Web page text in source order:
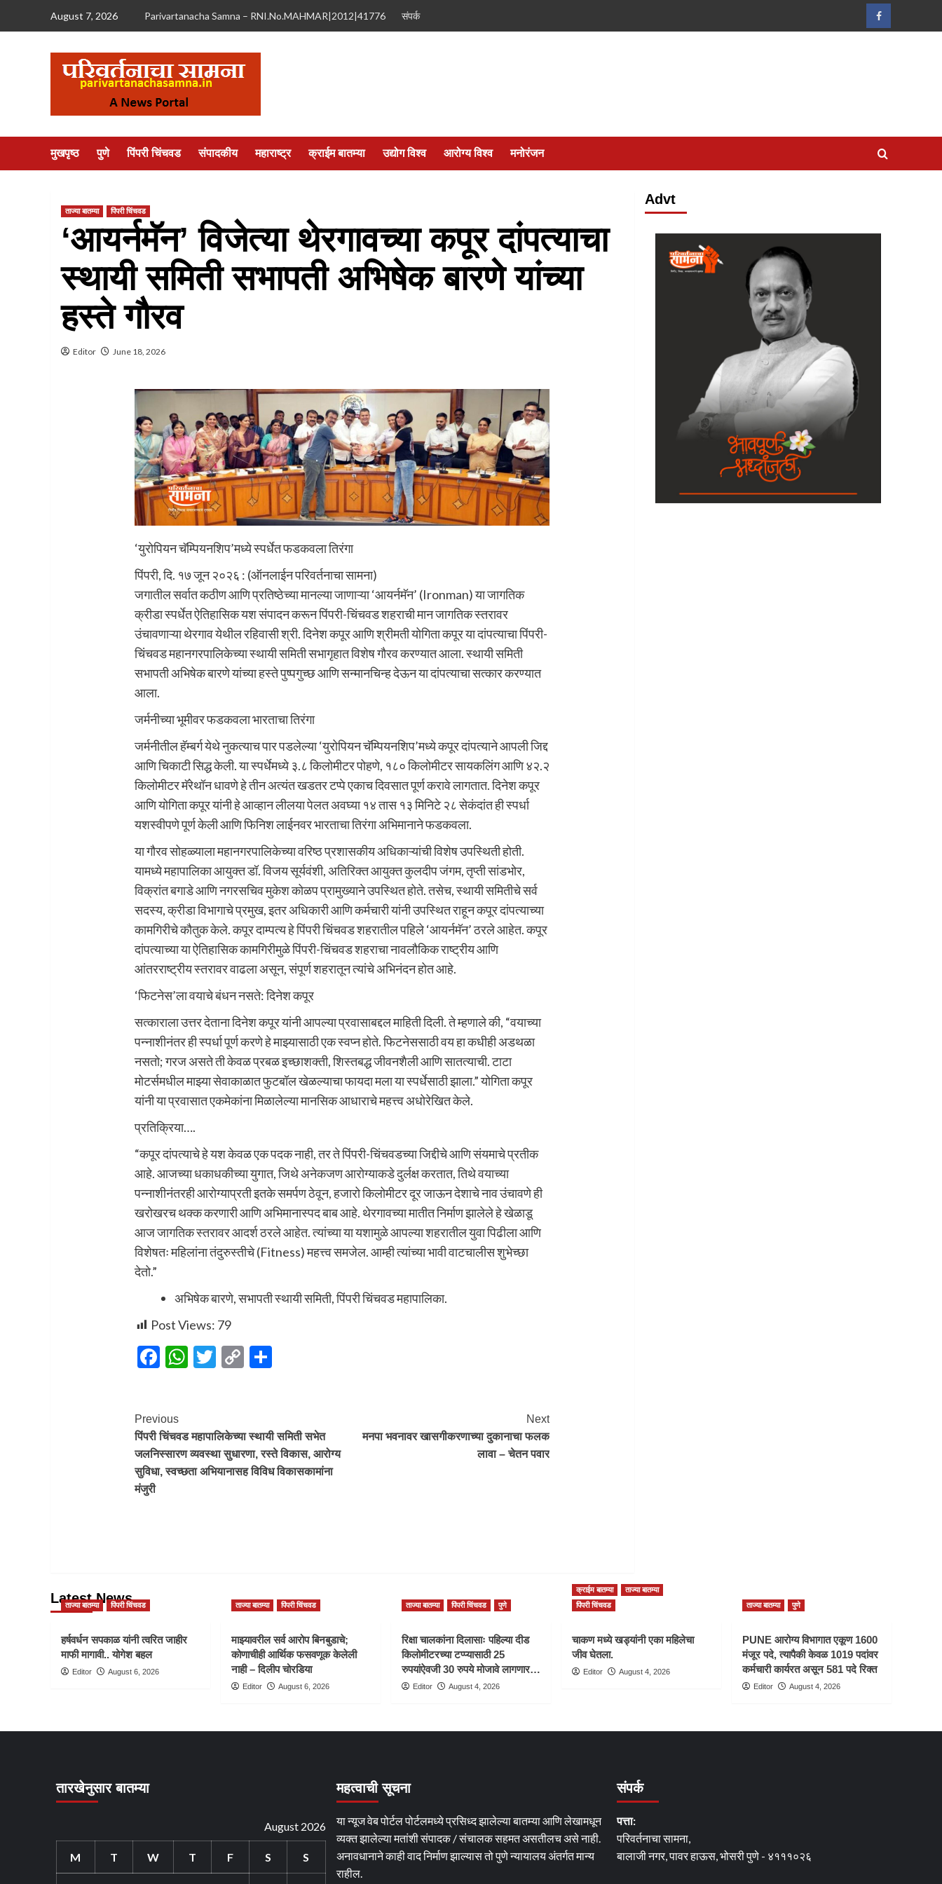
August 7, 2026 Parivartanacha Samna – RNI.No.MAHMAR|2012|41776 संपर्क
Facebook
मुखपृष्ठ पुणे पिंपरी चिंचवड संपादकीय महाराष्ट्र क्राईम बातम्या उद्योग विश्व आरोग्य विश्व मनोरंजन
ताज्या बातम्या पिंपरी चिंचवड
‘आयर्नमॅन’ विजेत्या थेरगावच्या कपूर दांपत्याचा
स्थायी समिती सभापती अभिषेक बारणे यांच्या
हस्ते गौरव
Editor June 18, 2026
‘युरोपियन चॅम्पियनशिप’मध्ये स्पर्धेत फडकवला तिरंगा
पिंपरी, दि. १७ जून २०२६ : (ऑनलाईन परिवर्तनाचा सामना)
जगातील सर्वात कठीण आणि प्रतिष्ठेच्या मानल्या जाणाऱ्या ‘आयर्नमॅन’ (Ironman) या जागतिक
क्रीडा स्पर्धेत ऐतिहासिक यश संपादन करून पिंपरी-चिंचवड शहराची मान जागतिक स्तरावर
उंचावणाऱ्या थेरगाव येथील रहिवासी श्री. दिनेश कपूर आणि श्रीमती योगिता कपूर या दांपत्याचा पिंपरी-
चिंचवड महानगरपालिकेच्या स्थायी समिती सभागृहात विशेष गौरव करण्यात आला. स्थायी समिती
सभापती अभिषेक बारणे यांच्या हस्ते पुष्पगुच्छ आणि सन्मानचिन्ह देऊन या दांपत्याचा सत्कार करण्यात
आला.
जर्मनीच्या भूमीवर फडकवला भारताचा तिरंगा
जर्मनीतील हॅम्बर्ग येथे नुकत्याच पार पडलेल्या ‘युरोपियन चॅम्पियनशिप’मध्ये कपूर दांपत्याने आपली जिद्द
आणि चिकाटी सिद्ध केली. या स्पर्धेमध्ये ३.८ किलोमीटर पोहणे, १८० किलोमीटर सायकलिंग आणि ४२.२
किलोमीटर मॅरेथॉन धावणे हे तीन अत्यंत खडतर टप्पे एकाच दिवसात पूर्ण करावे लागतात. दिनेश कपूर
आणि योगिता कपूर यांनी हे आव्हान लीलया पेलत अवघ्या १४ तास १३ मिनिटे २८ सेकंदांत ही स्पर्धा
यशस्वीपणे पूर्ण केली आणि फिनिश लाईनवर भारताचा तिरंगा अभिमानाने फडकवला.
या गौरव सोहळ्याला महानगरपालिकेच्या वरिष्ठ प्रशासकीय अधिकाऱ्यांची विशेष उपस्थिती होती.
यामध्ये महापालिका आयुक्त डॉ. विजय सूर्यवंशी, अतिरिक्त आयुक्त कुलदीप जंगम, तृप्ती सांडभोर,
विक्रांत बगाडे आणि नगरसचिव मुकेश कोळप प्रामुख्याने उपस्थित होते. तसेच, स्थायी समितीचे सर्व
सदस्य, क्रीडा विभागाचे प्रमुख, इतर अधिकारी आणि कर्मचारी यांनी उपस्थित राहून कपूर दांपत्याच्या
कामगिरीचे कौतुक केले. कपूर दाम्पत्य हे पिंपरी चिंचवड शहरातील पहिले ‘आयर्नमॅन’ ठरले आहेत. कपूर
दांपत्याच्या या ऐतिहासिक कामगिरीमुळे पिंपरी-चिंचवड शहराचा नावलौकिक राष्ट्रीय आणि
आंतरराष्ट्रीय स्तरावर वाढला असून, संपूर्ण शहरातून त्यांचे अभिनंदन होत आहे.
‘फिटनेस’ला वयाचे बंधन नसते: दिनेश कपूर
सत्काराला उत्तर देताना दिनेश कपूर यांनी आपल्या प्रवासाबद्दल माहिती दिली. ते म्हणाले की, “वयाच्या
पन्नाशीनंतर ही स्पर्धा पूर्ण करणे हे माझ्यासाठी एक स्वप्न होते. फिटनेससाठी वय हा कधीही अडथळा
नसतो; गरज असते ती केवळ प्रबळ इच्छाशक्ती, शिस्तबद्ध जीवनशैली आणि सातत्याची. टाटा
मोटर्समधील माझ्या सेवाकाळात फुटबॉल खेळल्याचा फायदा मला या स्पर्धेसाठी झाला.” योगिता कपूर
यांनी या प्रवासात एकमेकांना मिळालेल्या मानसिक आधाराचे महत्त्व अधोरेखित केले.
प्रतिक्रिया….
“कपूर दांपत्याचे हे यश केवळ एक पदक नाही, तर ते पिंपरी-चिंचवडच्या जिद्दीचे आणि संयमाचे प्रतीक
आहे. आजच्या धकाधकीच्या युगात, जिथे अनेकजण आरोग्याकडे दुर्लक्ष करतात, तिथे वयाच्या
पन्नाशीनंतरही आरोग्याप्रती इतके समर्पण ठेवून, हजारो किलोमीटर दूर जाऊन देशाचे नाव उंचावणे ही
खरोखरच थक्क करणारी आणि अभिमानास्पद बाब आहे. थेरगावच्या मातीत निर्माण झालेले हे खेळाडू
आज जागतिक स्तरावर आदर्श ठरले आहेत. त्यांच्या या यशामुळे आपल्या शहरातील युवा पिढीला आणि
विशेषतः महिलांना तंदुरुस्तीचे (Fitness) महत्त्व समजेल. आम्ही त्यांच्या भावी वाटचालीस शुभेच्छा
देतो.”
अभिषेक बारणे, सभापती स्थायी समिती, पिंपरी चिंचवड महापालिका.
Post Views: 79
Facebook
WhatsApp
Twitter
Copy
Post
Navigation
Previous
पिंपरी चिंचवड महापालिकेच्या स्थायी समिती सभेत
जलनिस्सारण व्यवस्था सुधारणा, रस्ते विकास, आरोग्य
सुविधा, स्वच्छता अभियानासह विविध विकासकामांना
मंजुरी
Next
मनपा भवनावर खासगीकरणाच्या दुकानाचा फलक
लावा – चेतन पवार
Advt
Latest News
ताज्या बातम्या पिंपरी चिंचवड
हर्षवर्धन सपकाळ यांनी त्वरित जाहीर
माफी मागावी.. योगेश बहल
Editor August 6, 2026
ताज्या बातम्या पिंपरी चिंचवड
माझ्यावरील सर्व आरोप बिनबुडाचे;
कोणाचीही आर्थिक फसवणूक केलेली
नाही – दिलीप चोरडिया
Editor August 6, 2026
ताज्या बातम्या पिंपरी चिंचवड पुणे
रिक्षा चालकांना दिलासाः पहिल्या दीड
किलोमीटरच्या टप्प्यासाठी 25
रुपयांऐवजी 30 रुपये मोजावे लागणार…
Editor August 4, 2026
क्राईम बातम्या
ताज्या बातम्या
पिंपरी चिंचवड
चाकण मध्ये खड्यांनी एका महिलेचा
जीव घेतला.
Editor August 4, 2026
ताज्या बातम्या पुणे
PUNE आरोग्य विभागात एकूण 1600
मंजूर पदे, त्यापैकी केवळ 1019 पदांवर
कर्मचारी कार्यरत असून 581 पदे रिक्त
Editor August 4, 2026
तारखेनुसार बातम्या
August 2026
M T W T F S S
महत्वाची सूचना
या न्यूज वेब पोर्टल पोर्टलमध्ये प्रसिध्द झालेल्या बातम्या आणि लेखामधून
व्यक्त झालेल्या मतांशी संपादक / संचालक सहमत असतीलच असे नाही.
अनावधानाने काही वाद निर्माण झाल्यास तो पुणे न्यायालय अंतर्गत मान्य
राहील.
संपर्क
पत्ता:
परिवर्तनाचा सामना,
बालाजी नगर, पावर हाऊस, भोसरी पुणे - ४१११०२६